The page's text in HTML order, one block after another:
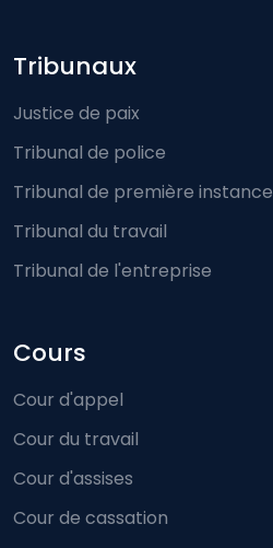
Footer-menu
Tribunaux
Justice de paix
Tribunal de police
Tribunal de première instance
Tribunal du travail
Tribunal de l'entreprise
Cours
Cour d'appel
Cour du travail
Cour d'assises
Cour de cassation